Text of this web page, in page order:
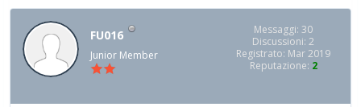
FU016
Junior Member
Messaggi: 30
Discussioni: 2
Registrato: Mar 2019
Reputazione: 2